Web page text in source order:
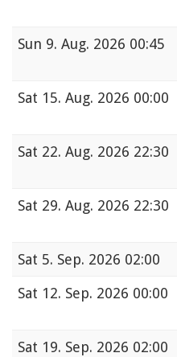
Sun 9. Aug. 2026 00:45
Sat 15. Aug. 2026 00:00
Sat 22. Aug. 2026 22:30
Sat 29. Aug. 2026 22:30
Sat 5. Sep. 2026 02:00
Sat 12. Sep. 2026 00:00
Sat 19. Sep. 2026 02:00